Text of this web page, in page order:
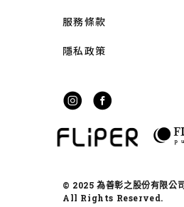
服務條款
隱私政策
© 2025 為善彰之股份有限公
All Rights Reserved.